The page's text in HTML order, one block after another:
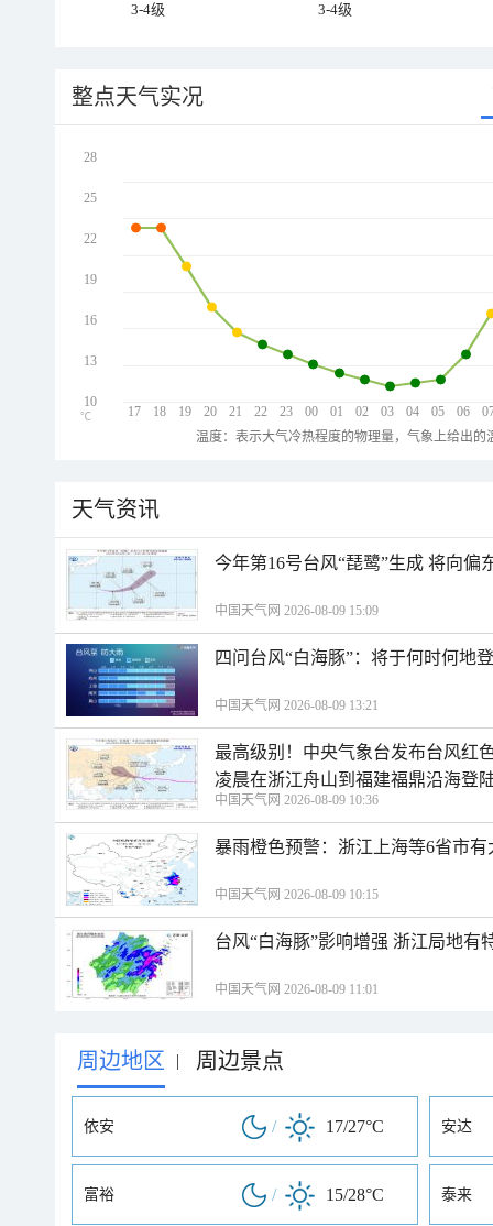
3-4级
3-4级
整点天气实况
17 18 19 20 21 22 23 00 01 02 03 04 05 06
28
25
22
19
16
13
10
℃
温度：表示大气冷热程度的物理量，气象上给出
天气资讯
今年第16号台风“琵鹭”生成 将向偏
中国天气网 2026-08-09 15:09
四问台风“白海豚”：将于何时何地
中国天气网 2026-08-09 13:21
最高级别！中央气象台发布台风红
凌晨在浙江舟山到福建福鼎沿海登
中国天气网 2026-08-09 10:36
暴雨橙色预警：浙江上海等6省市
中国天气网 2026-08-09 10:15
台风“白海豚”影响增强 浙江局地有
中国天气网 2026-08-09 11:01
周边地区 | 周边景点
依安 / 17/27°C 安达
富裕 / 15/28°C 泰来